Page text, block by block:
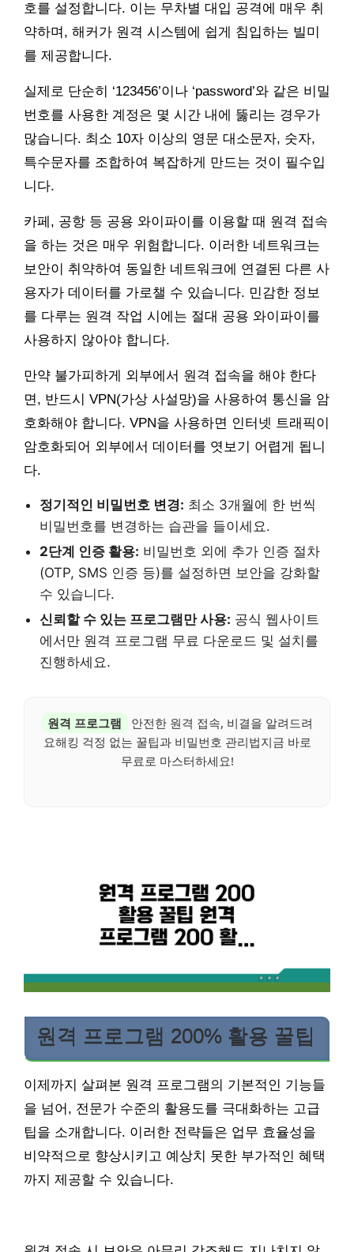
호를 설정합니다. 이는 무차별 대입 공격에 매우 취
약하며, 해커가 원격 시스템에 쉽게 침입하는 빌미
를 제공합니다.
실제로 단순히 ‘123456’이나 ‘password’와 같은 비밀
번호를 사용한 계정은 몇 시간 내에 뚫리는 경우가
많습니다. 최소 10자 이상의 영문 대소문자, 숫자,
특수문자를 조합하여 복잡하게 만드는 것이 필수입
니다.
카페, 공항 등 공용 와이파이를 이용할 때 원격 접속
을 하는 것은 매우 위험합니다. 이러한 네트워크는
보안이 취약하여 동일한 네트워크에 연결된 다른 사
용자가 데이터를 가로챌 수 있습니다. 민감한 정보
를 다루는 원격 작업 시에는 절대 공용 와이파이를
사용하지 않아야 합니다.
만약 불가피하게 외부에서 원격 접속을 해야 한다
면, 반드시 VPN(가상 사설망)을 사용하여 통신을 암
호화해야 합니다. VPN을 사용하면 인터넷 트래픽이
암호화되어 외부에서 데이터를 엿보기 어렵게 됩니
다.
정기적인 비밀번호 변경: 최소 3개월에 한 번씩
비밀번호를 변경하는 습관을 들이세요.
2단계 인증 활용: 비밀번호 외에 추가 인증 절차
(OTP, SMS 인증 등)를 설정하면 보안을 강화할
수 있습니다.
신뢰할 수 있는 프로그램만 사용: 공식 웹사이트
에서만 원격 프로그램 무료 다운로드 및 설치를
진행하세요.
원격 프로그램
안전한 원격 접속, 비결을 알려드려
요해킹 걱정 없는 꿀팁과 비밀번호 관리법지금 바로
무료로 마스터하세요!
원격 프로그램 200% 활용 꿀팁
이제까지 살펴본 원격 프로그램의 기본적인 기능들
을 넘어, 전문가 수준의 활용도를 극대화하는 고급
팁을 소개합니다. 이러한 전략들은 업무 효율성을
비약적으로 향상시키고 예상치 못한 부가적인 혜택
까지 제공할 수 있습니다.